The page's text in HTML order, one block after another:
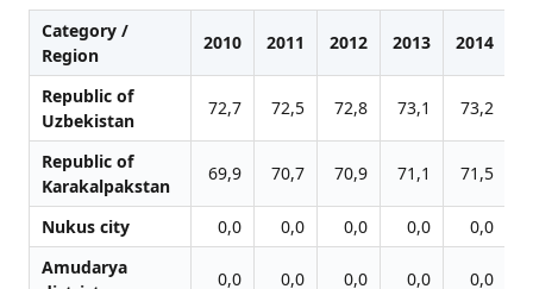
Category /
Region
2010 2011 2012 2013 2014
Republic of
Uzbekistan
72,7 72,5 72,8 73,1 73,2
Republic of
Karakalpakstan
69,9 70,7 70,9 71,1 71,5
Nukus city 0,0 0,0 0,0 0,0
0,0
Amudarya
0,0 0,0 0,0 0,0 0,0